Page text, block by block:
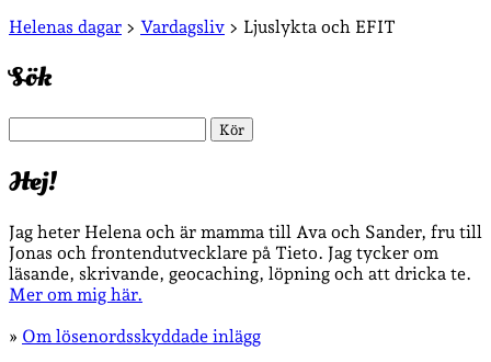
Sidopanel
Helenas dagar > Vardagsliv > Ljuslykta och EFIT
Sök
Hej!
Jag heter Helena och är mamma till Ava och Sander, fru till
Jonas och frontendutvecklare på Tieto. Jag tycker om
läsande, skrivande, geocaching, löpning och att dricka te.
Mer om mig här.
» Om lösenordsskyddade inlägg